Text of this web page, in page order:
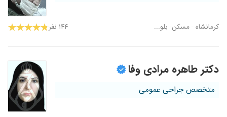
کرمانشاه - مسکن- بلو... ۱۴۴ نفر
دکتر طاهره مرادی وفا
متخصص جراحی عمومی